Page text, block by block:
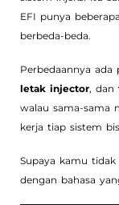
EFI punya
berbeda-beda.
Perbedaannya ada
letak injector, dan
walau sama-sama
kerja tiap sistem
Supaya kamu
dengan bahasa